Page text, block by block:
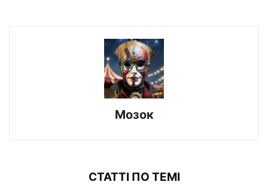
Мозок
СТАТТІ ПО ТЕМІ